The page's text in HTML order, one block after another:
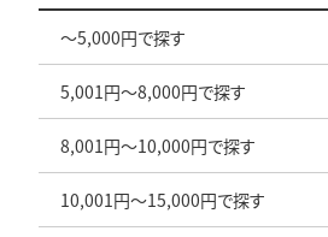
～5,000円で探す
5,001円～8,000円で探す
8,001円～10,000円で探す
10,001円～15,000円で探す